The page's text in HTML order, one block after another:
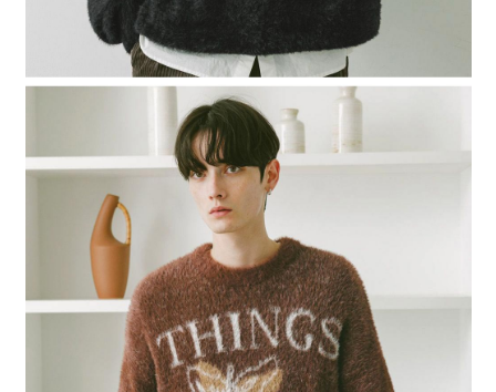
時審查核予不同之上限額度；若仍有額度不足之情形，本公司將視審查結果
請求用戶進行身份認證。
５．嚴禁一人註冊多個帳號或使用他人資訊註冊。若發現惡意使用之情形，
恩沛科技股份有限公司將有權停止該用戶之使用額度並採取法律行動。